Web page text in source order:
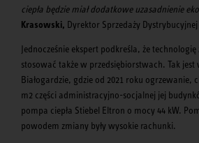
ciepła będzie miał dodatkowe uzasadnienie
Krasowski, Dyrektor Sprzedaży
Jednocześnie ekspert podkreśla, że
stosować także w przedsiębiorstwach. Tak jest
Białogardzie, gdzie od 2021 roku ogrzewanie,
m2 części administracyjno-socjalnej jej
pompa ciepła Stiebel Eltron o mocy 44 kW.
powodem zmiany były wysokie rachunki.